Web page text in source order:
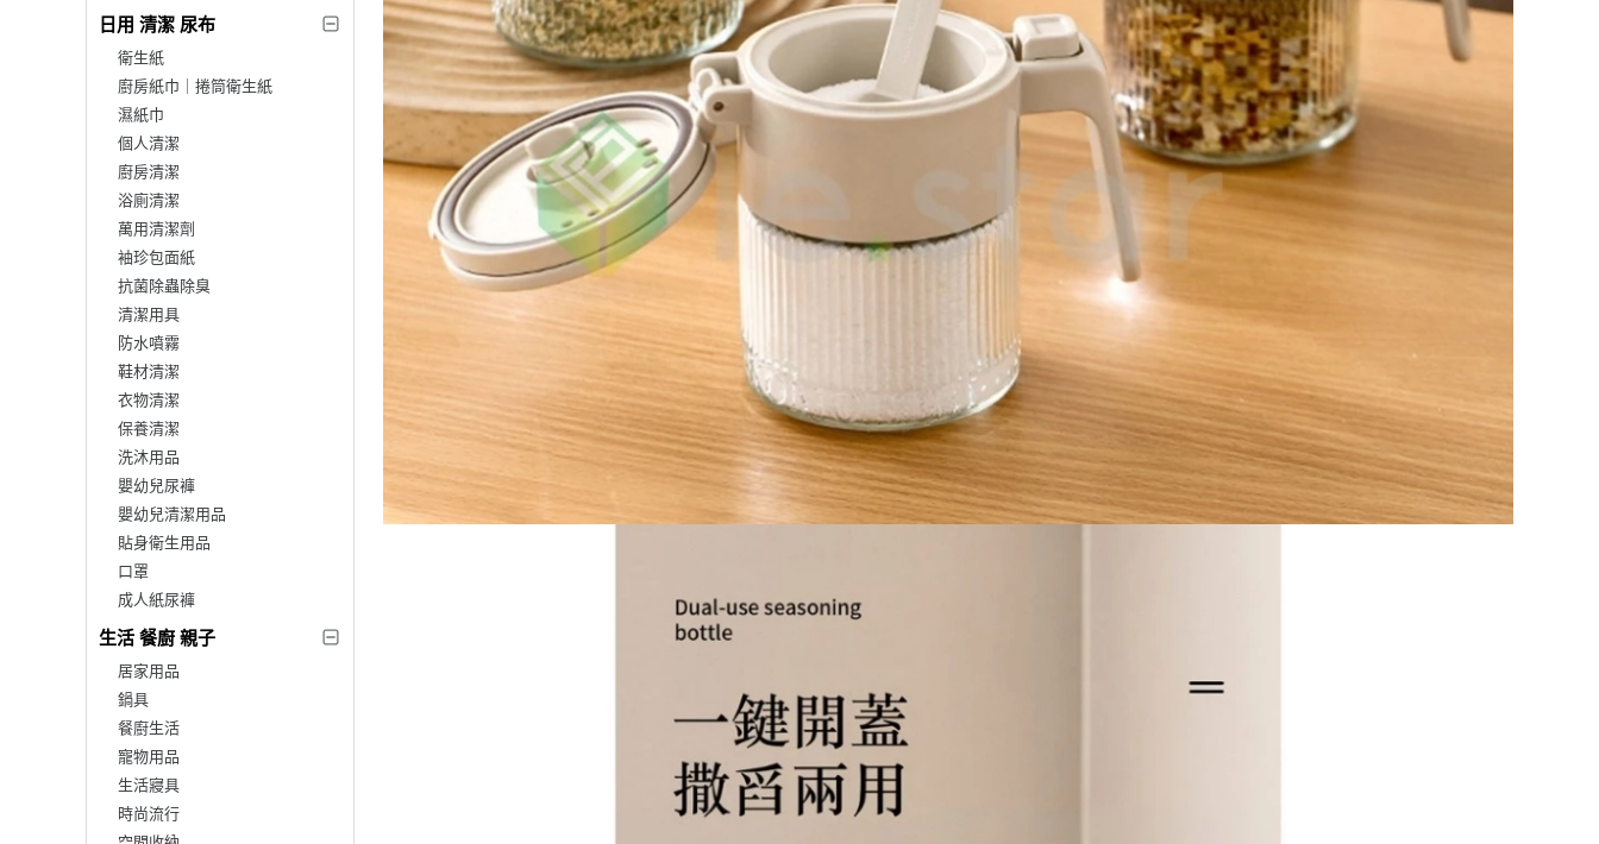
日用 清潔 尿布
衛生紙
廚房紙巾｜捲筒衛生紙
濕紙巾
個人清潔
廚房清潔
浴廁清潔
萬用清潔劑
袖珍包面紙
抗菌除蟲除臭
清潔用具
防水噴霧
鞋材清潔
衣物清潔
保養清潔
洗沐用品
嬰幼兒尿褲
嬰幼兒清潔用品
貼身衛生用品
口罩
成人紙尿褲
生活 餐廚 親子
居家用品
鍋具
餐廚生活
寵物用品
生活寢具
時尚流行